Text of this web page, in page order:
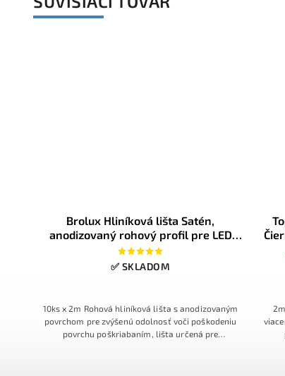
pásiky do
poškodeniu
Topmet Koncová čierny krytka pre lištu
Wide, 1ks
✅ SKLADOM
Koncový kryt pre hliníkovú lištu Wide